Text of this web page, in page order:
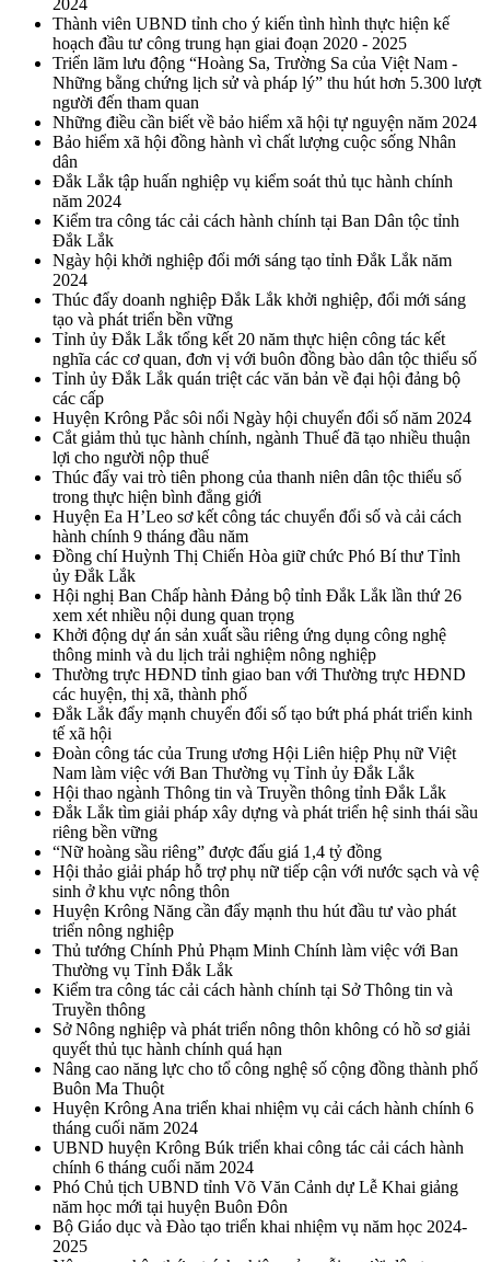
2024
Thành viên UBND tỉnh cho ý kiến tình hình thực hiện kế
hoạch đầu tư công trung hạn giai đoạn 2020 - 2025
Triển lãm lưu động “Hoàng Sa, Trường Sa của Việt Nam -
Những bằng chứng lịch sử và pháp lý” thu hút hơn 5.300 lượt
người đến tham quan
Những điều cần biết về bảo hiểm xã hội tự nguyện năm 2024
Bảo hiểm xã hội đồng hành vì chất lượng cuộc sống Nhân
dân
Đắk Lắk tập huấn nghiệp vụ kiểm soát thủ tục hành chính
năm 2024
Kiểm tra công tác cải cách hành chính tại Ban Dân tộc tỉnh
Đắk Lắk
Ngày hội khởi nghiệp đổi mới sáng tạo tỉnh Đắk Lắk năm
2024
Thúc đẩy doanh nghiệp Đắk Lắk khởi nghiệp, đổi mới sáng
tạo và phát triển bền vững
Tỉnh ủy Đắk Lắk tổng kết 20 năm thực hiện công tác kết
nghĩa các cơ quan, đơn vị với buôn đồng bào dân tộc thiểu số
Tỉnh ủy Đắk Lắk quán triệt các văn bản về đại hội đảng bộ
các cấp
Huyện Krông Pắc sôi nổi Ngày hội chuyển đổi số năm 2024
Cắt giảm thủ tục hành chính, ngành Thuế đã tạo nhiều thuận
lợi cho người nộp thuế
Thúc đẩy vai trò tiên phong của thanh niên dân tộc thiểu số
trong thực hiện bình đẳng giới
Huyện Ea H’Leo sơ kết công tác chuyển đổi số và cải cách
hành chính 9 tháng đầu năm
Đồng chí Huỳnh Thị Chiến Hòa giữ chức Phó Bí thư Tỉnh
ủy Đắk Lắk
Hội nghị Ban Chấp hành Đảng bộ tỉnh Đắk Lắk lần thứ 26
xem xét nhiều nội dung quan trọng
Khởi động dự án sản xuất sầu riêng ứng dụng công nghệ
thông minh và du lịch trải nghiệm nông nghiệp
Thường trực HĐND tỉnh giao ban với Thường trực HĐND
các huyện, thị xã, thành phố
Đắk Lắk đẩy mạnh chuyển đổi số tạo bứt phá phát triển kinh
tế xã hội
Đoàn công tác của Trung ương Hội Liên hiệp Phụ nữ Việt
Nam làm việc với Ban Thường vụ Tỉnh ủy Đắk Lắk
Hội thao ngành Thông tin và Truyền thông tỉnh Đắk Lắk
Đắk Lắk tìm giải pháp xây dựng và phát triển hệ sinh thái sầu
riêng bền vững
“Nữ hoàng sầu riêng” được đấu giá 1,4 tỷ đồng
Hội thảo giải pháp hỗ trợ phụ nữ tiếp cận với nước sạch và vệ
sinh ở khu vực nông thôn
Huyện Krông Năng cần đẩy mạnh thu hút đầu tư vào phát
triển nông nghiệp
Thủ tướng Chính Phủ Phạm Minh Chính làm việc với Ban
Thường vụ Tỉnh Đắk Lắk
Kiểm tra công tác cải cách hành chính tại Sở Thông tin và
Truyền thông
Sở Nông nghiệp và phát triển nông thôn không có hồ sơ giải
quyết thủ tục hành chính quá hạn
Nâng cao năng lực cho tổ công nghệ số cộng đồng thành phố
Buôn Ma Thuột
Huyện Krông Ana triển khai nhiệm vụ cải cách hành chính 6
tháng cuối năm 2024
UBND huyện Krông Búk triển khai công tác cải cách hành
chính 6 tháng cuối năm 2024
Phó Chủ tịch UBND tỉnh Võ Văn Cảnh dự Lễ Khai giảng
năm học mới tại huyện Buôn Đôn
Bộ Giáo dục và Đào tạo triển khai nhiệm vụ năm học 2024-
2025